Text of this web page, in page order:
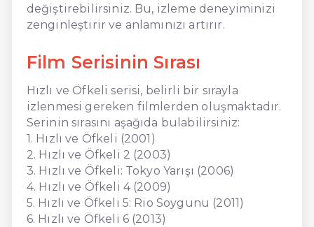
değiştirebilirsiniz. Bu, izleme deneyiminizi
zenginleştirir ve anlamınızı artırır.
Film Serisinin Sırası
Hızlı ve Öfkeli serisi, belirli bir sırayla
izlenmesi gereken filmlerden oluşmaktadır.
Serinin sırasını aşağıda bulabilirsiniz:
1. Hızlı ve Öfkeli (2001)
2. Hızlı ve Öfkeli 2 (2003)
3. Hızlı ve Öfkeli: Tokyo Yarışı (2006)
4. Hızlı ve Öfkeli 4 (2009)
5. Hızlı ve Öfkeli 5: Rio Soygunu (2011)
6. Hızlı ve Öfkeli 6 (2013)